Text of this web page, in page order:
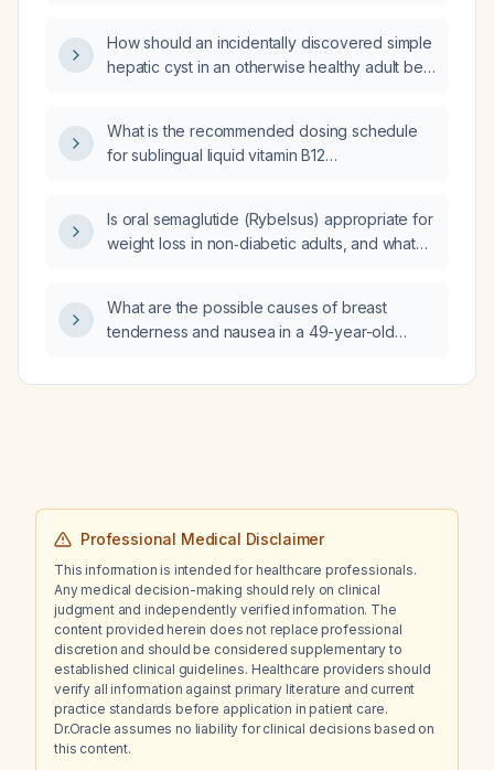
How should an incidentally discovered simple
hepatic cyst in an otherwise healthy adult be
What is the recommended dosing schedule
for sublingual liquid vitamin B12
Is oral semaglutide (Rybelsus) appropriate for
weight loss in non‑diabetic adults, and what
What are the possible causes of breast
tenderness and nausea in a 49-year-old
Professional Medical Disclaimer
This information is intended for healthcare professionals.
Any medical decision-making should rely on clinical
judgment and independently verified information. The
content provided herein does not replace professional
discretion and should be considered supplementary to
established clinical guidelines. Healthcare providers should
verify all information against primary literature and current
practice standards before application in patient care.
Dr.Oracle assumes no liability for clinical decisions based on
this content.